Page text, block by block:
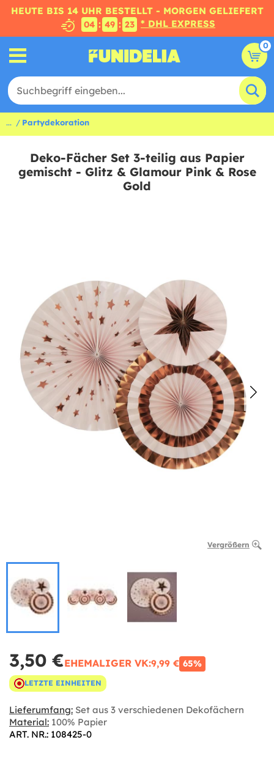
HEUTE BIS 14 UHR BESTELLT - MORGEN GELIEFERT
04 : 49 : 22 * DHL EXPRESS
0
... Partydekoration
Deko-Fächer Set 3-teilig aus Papier
gemischt - Glitz & Glamour Pink & Rose
Gold
Vergrößern
3,50 €EHEMALIGER VK:9,99 € 65%
LETZTE EINHEITEN
Lieferumfang: Set aus 3 verschiedenen Dekofächern
Material: 100% Papier
ART. NR.: 108425-0